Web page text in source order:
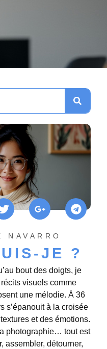
NAVARRO
JE ?
bout des doigts, je
visuels comme
une mélodie. À 36
s’épanouit à la croisée
et des émotions.
photographie… tout est
assembler, détourner,